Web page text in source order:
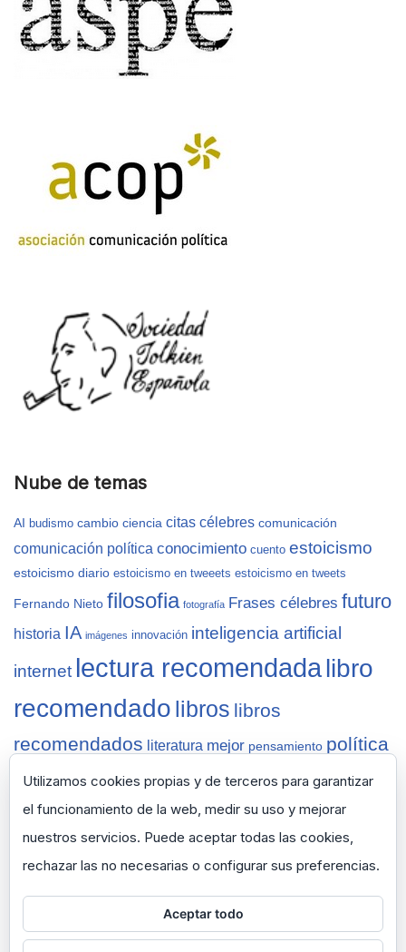
Nube de temas
AI budismo cambio ciencia citas célebres comunicación
comunicación política conocimiento cuento estoicismo
estoicismo diario estoicismo en tweeets estoicismo en tweets
Fernando Nieto filosofia fotografía Frases célebres futuro
historia IA imágenes innovación inteligencia artificial
internet lectura recomendadalibro
recomendado libros libros
recomendados literatura mejor pensamiento política
recomendaciones reflexiones sabiduría
Salamanca
sapiens
selección semana tecnología ted
Utilizamos cookies propias y de terceros para garantizar
el funcionamiento de la web, medir su uso y mejorar
nuestros servicios. Puede aceptar todas las cookies,
rechazar las no necesarias o configurar sus preferencias.
Aceptar todo